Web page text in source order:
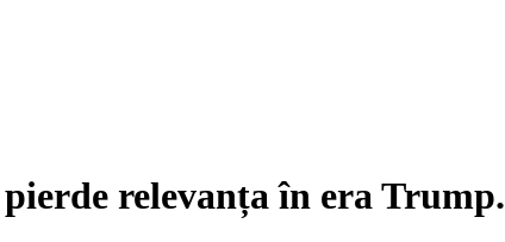
relevanța în era Trump.